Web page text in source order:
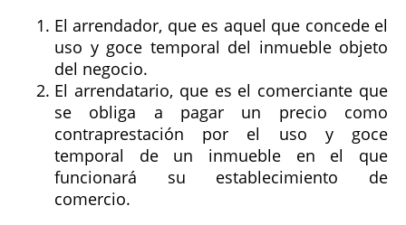
El arrendador, que es aquel que concede el
uso y goce temporal del inmueble objeto
del negocio.
El arrendatario, que es el comerciante que
se obliga a pagar un precio como
contraprestación por el uso y goce
temporal de un inmueble en el que
funcionará su establecimiento de
comercio.